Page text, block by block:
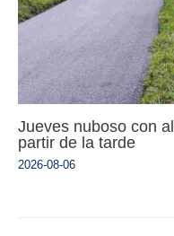
Jueves nuboso con
partir de la tarde
2026-08-06